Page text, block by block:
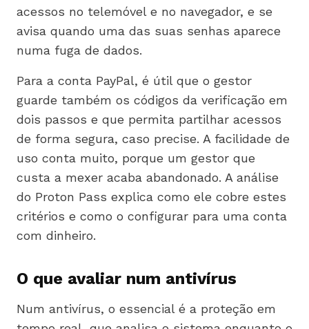
acessos no telemóvel e no navegador, e se
avisa quando uma das suas senhas aparece
numa fuga de dados.
Para a conta PayPal, é útil que o gestor
guarde também os códigos da verificação em
dois passos e que permita partilhar acessos
de forma segura, caso precise. A facilidade de
uso conta muito, porque um gestor que
custa a mexer acaba abandonado. A análise
do Proton Pass explica como ele cobre estes
critérios e como o configurar para uma conta
com dinheiro.
O que avaliar num antivírus
Num antivírus, o essencial é a proteção em